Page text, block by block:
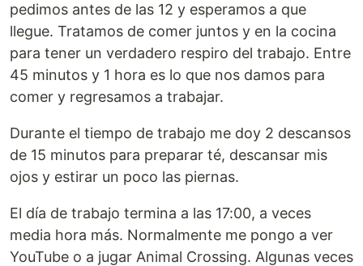
pedimos antes de las 12 y esperamos a que
llegue. Tratamos de comer juntos y en la cocina
para tener un verdadero respiro del trabajo. Entre
45 minutos y 1 hora es lo que nos damos para
comer y regresamos a trabajar.
Durante el tiempo de trabajo me doy 2 descansos
de 15 minutos para preparar té, descansar mis
ojos y estirar un poco las piernas.
El día de trabajo termina a las 17:00, a veces
media hora más. Normalmente me pongo a ver
YouTube o a jugar Animal Crossing. Algunas veces